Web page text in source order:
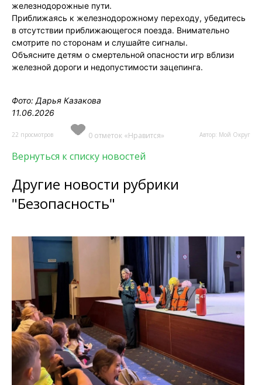
железнодорожные пути.
Приближаясь к железнодорожному переходу, убедитесь
в отсутствии приближающегося поезда. Внимательно
смотрите по сторонам и слушайте сигналы.
Объясните детям о смертельной опасности игр вблизи
железной дороги и недопустимости зацепинга.
Фото: Дарья Казакова
11.06.2026
22 просмотров 0 отметок «Нравится» Автор: Мой Округ
Вернуться к списку новостей
Другие новости рубрики
"Безопасность"